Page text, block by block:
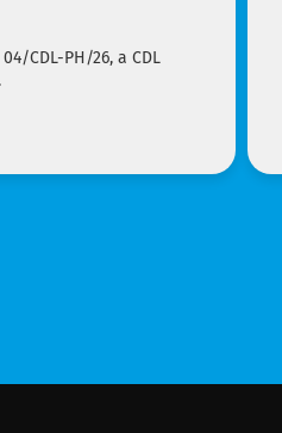
CDL-PH/26, a CDL